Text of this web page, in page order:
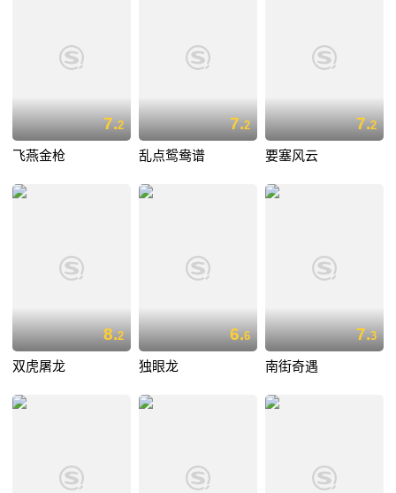
7.2
飞燕金枪
7.2
乱点鸳鸯谱
7.2
要塞风云
8.2
双虎屠龙
6.6
独眼龙
7.3
南街奇遇